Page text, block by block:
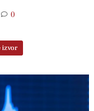
0
izvor